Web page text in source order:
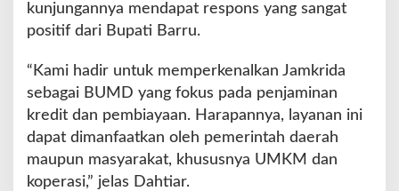
kunjungannya mendapat respons yang sangat
positif dari Bupati Barru.
“Kami hadir untuk memperkenalkan Jamkrida
sebagai BUMD yang fokus pada penjaminan
kredit dan pembiayaan. Harapannya, layanan ini
dapat dimanfaatkan oleh pemerintah daerah
maupun masyarakat, khususnya UMKM dan
koperasi,” jelas Dahtiar.